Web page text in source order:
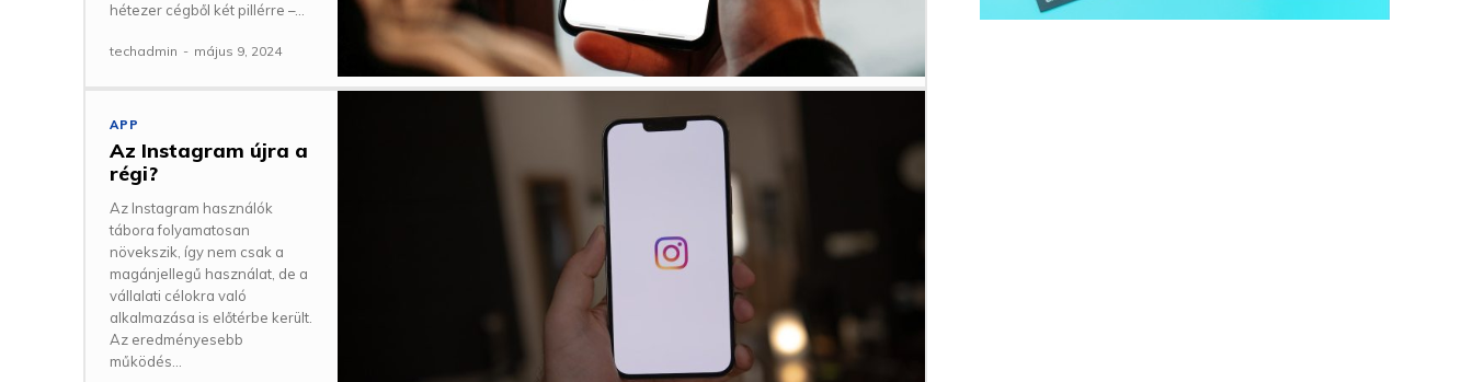
hétezer cégből két pillérre –...
techadmin - május 9, 2024
APP
Az Instagram újra a
régi?
Az Instagram használók
tábora folyamatosan
növekszik, így nem csak a
magánjellegű használat, de a
vállalati célokra való
alkalmazása is előtérbe került.
Az eredményesebb
működés...